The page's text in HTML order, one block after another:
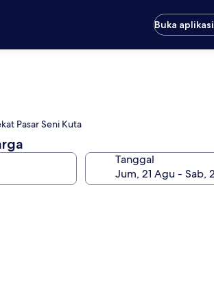
Buka aplikasi
Pasar Seni Kuta
Tanggal